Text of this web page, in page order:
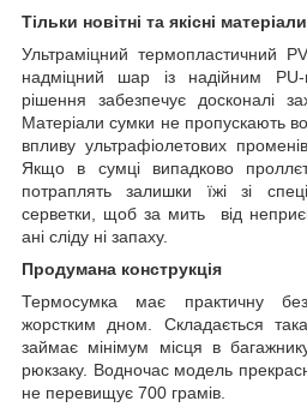
Тільки новітні та якісні матеріали
Ультраміцний термопластичний
надміцний шар із надійним
рішення забезпечує досконалі
Матеріали сумки не пропускають
впливу ультрафіолетових
Якщо в сумці випадково
потраплять залишки їжі зі
серветки, щоб за мить від
ані сліду ні запаху.
Продумана конструкція
Термосумка має практичну
жорстким дном. Складається
займає мінімум місця в
рюкзаку. Водночас модель
не перевищує 700 грамів.